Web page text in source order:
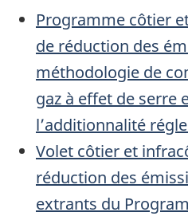
Programme côtier
de réduction des
méthodologie de
gaz à effet de serre
l’additionnalité
Volet côtier et
réduction des
extrants du